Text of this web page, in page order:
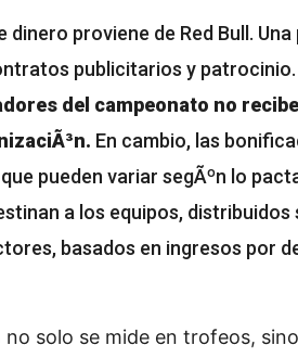
proviene de Red Bull.
publicitarios y patrocinio.
del campeonato no
En cambio, las
pueden variar segÃºn lo
a los equipos, distribuidos
basados en ingresos por
solo se mide en trofeos,